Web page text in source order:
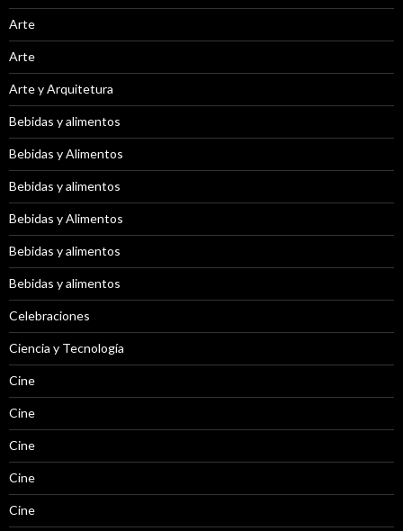
Arte
Arte
Arte y Arquitetura
Bebidas y alimentos
Bebidas y Alimentos
Bebidas y alimentos
Bebidas y Alimentos
Bebidas y alimentos
Bebidas y alimentos
Celebraciones
Ciencia y Tecnología
Cine
Cine
Cine
Cine
Cine